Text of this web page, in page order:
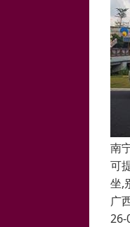
南
可
坐,
广
26-